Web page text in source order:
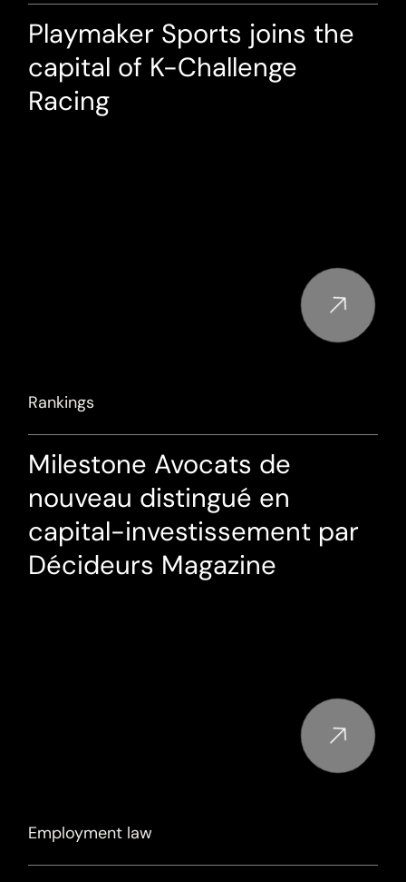
Playmaker Sports joins the
capital of K-Challenge
Racing
Rankings
Milestone Avocats de
nouveau distingué en
capital-investissement par
Décideurs Magazine
Employment law